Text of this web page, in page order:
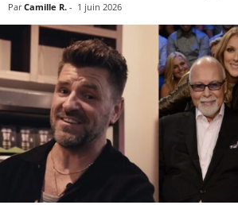
Par Camille R. - 1 juin 2026